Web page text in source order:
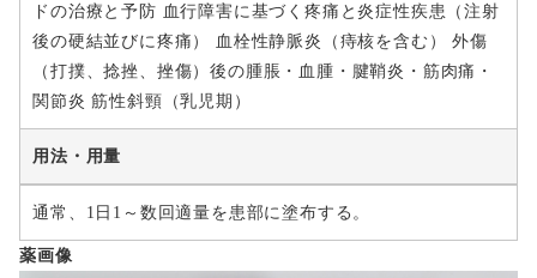
ドの治療と予防 血行障害に基づく疼痛と炎症性疾患（注射
後の硬結並びに疼痛） 血栓性静脈炎（痔核を含む） 外傷
（打撲、捻挫、挫傷）後の腫脹・血腫・腱鞘炎・筋肉痛・
関節炎 筋性斜頸（乳児期）
用法・用量
通常、1日1～数回適量を患部に塗布する。
薬画像